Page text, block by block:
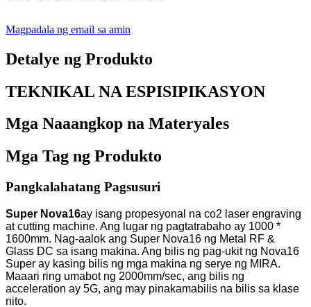
Magpadala ng email sa amin
Detalye ng Produkto
TEKNIKAL NA ESPISIPIKASYON
Mga Naaangkop na Materyales
Mga Tag ng Produkto
Pangkalahatang Pagsusuri
Super Nova16ay isang propesyonal na co2 laser engraving
at cutting machine. Ang lugar ng pagtatrabaho ay 1000 *
1600mm. Nag-aalok ang Super Nova16 ng Metal RF &
Glass DC sa isang makina. Ang bilis ng pag-ukit ng Nova16
Super ay kasing bilis ng mga makina ng serye ng MIRA.
Maaari ring umabot ng 2000mm/sec, ang bilis ng
acceleration ay 5G, ang may pinakamabilis na bilis sa klase
nito.